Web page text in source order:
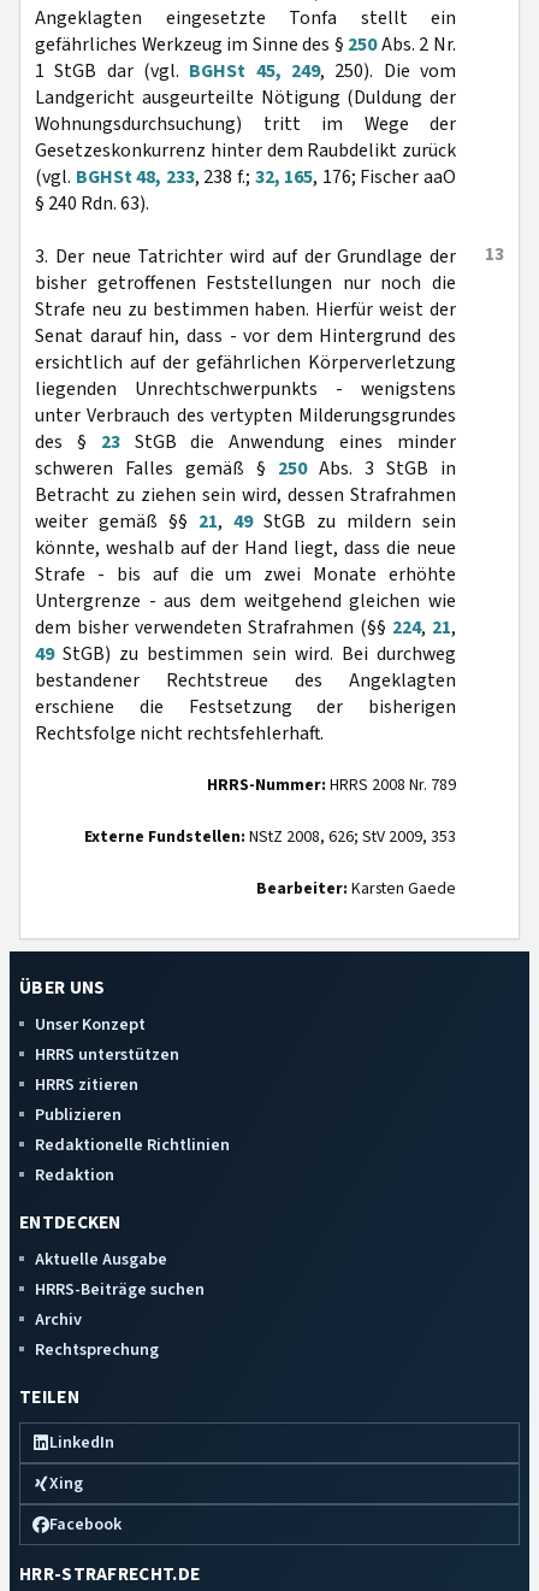
Angeklagten eingesetzte Tonfa stellt ein
gefährliches Werkzeug im Sinne des § 250Abs. 2 Nr.
1 StGB dar (vgl. BGHSt 45, 249, 250). Die vom
Landgericht ausgeurteilte Nötigung (Duldung der
Wohnungsdurchsuchung) tritt im Wege der
Gesetzeskonkurrenz hinter dem Raubdelikt zurück
(vgl. BGHSt 48, 233, 238 f.; 32, 165, 176; Fischer aaO
§ 240 Rdn. 63).
13
3. Der neue Tatrichter wird auf der Grundlage der
bisher getroffenen Feststellungen nur noch die
Strafe neu zu bestimmen haben. Hierfür weist der
Senat darauf hin, dass - vor dem Hintergrund des
ersichtlich auf der gefährlichen Körperverletzung
liegenden Unrechtschwerpunkts - wenigstens
unter Verbrauch des vertypten Milderungsgrundes
des § 23StGB die Anwendung eines minder
schweren Falles gemäß § 250Abs. 3 StGB in
Betracht zu ziehen sein wird, dessen Strafrahmen
weiter gemäß §§ 21, 49StGB zu mildern sein
könnte, weshalb auf der Hand liegt, dass die neue
Strafe - bis auf die um zwei Monate erhöhte
Untergrenze - aus dem weitgehend gleichen wie
dem bisher verwendeten Strafrahmen (§§ 224, 21,
49StGB) zu bestimmen sein wird. Bei durchweg
bestandener Rechtstreue des Angeklagten
erschiene die Festsetzung der bisherigen
Rechtsfolge nicht rechtsfehlerhaft.
HRRS-Nummer: HRRS 2008 Nr. 789
Externe Fundstellen: NStZ 2008, 626; StV 2009, 353
Bearbeiter: Karsten Gaede
ÜBER UNS
Unser Konzept
HRRS unterstützen
HRRS zitieren
Publizieren
Redaktionelle Richtlinien
Redaktion
ENTDECKEN
Aktuelle Ausgabe
HRRS-Beiträge suchen
Archiv
Rechtsprechung
TEILEN
LinkedIn
Xing
Facebook
HRR-STRAFRECHT.DE